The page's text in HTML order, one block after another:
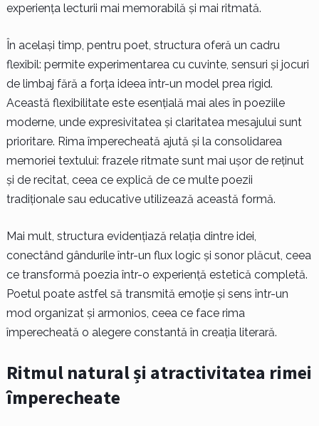
experiența lecturii mai memorabilă și mai ritmată.
În același timp, pentru poet, structura oferă un cadru
flexibil: permite experimentarea cu cuvinte, sensuri și jocuri
de limbaj fără a forța ideea într-un model prea rigid.
Această flexibilitate este esențială mai ales în poeziile
moderne, unde expresivitatea și claritatea mesajului sunt
prioritare. Rima împerecheată ajută și la consolidarea
memoriei textului: frazele ritmate sunt mai ușor de reținut
și de recitat, ceea ce explică de ce multe poezii
tradiționale sau educative utilizează această formă.
Mai mult, structura evidențiază relația dintre idei,
conectând gândurile într-un flux logic și sonor plăcut, ceea
ce transformă poezia într-o experiență estetică completă.
Poetul poate astfel să transmită emoție și sens într-un
mod organizat și armonios, ceea ce face rima
împerecheată o alegere constantă în creația literară.
Ritmul natural și atractivitatea rimei
împerecheate